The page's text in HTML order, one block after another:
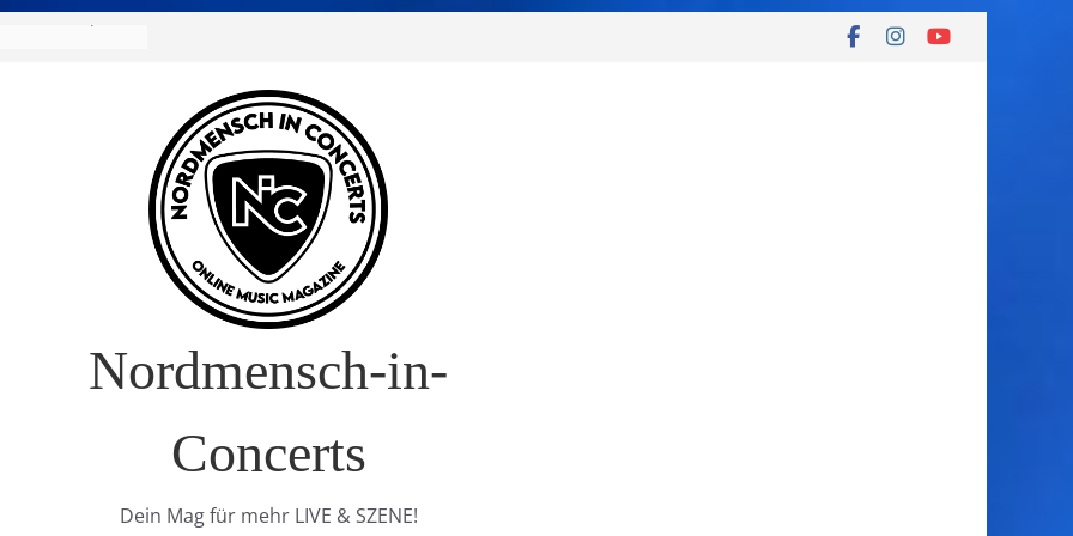
Europa-Tournee
Nordmensch-in-
Concerts
Dein Mag für mehr LIVE & SZENE!